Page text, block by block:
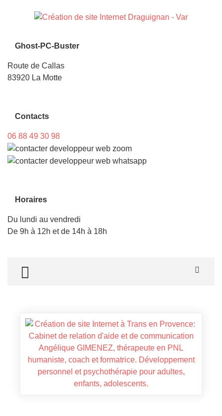
Ghost-PC-Buster
Route de Callas
83920 La Motte
Contacts
06 88 49 30 98
Horaires
Du lundi au vendredi
De 9h à 12h et de 14h à 18h
TOGGLE MENU